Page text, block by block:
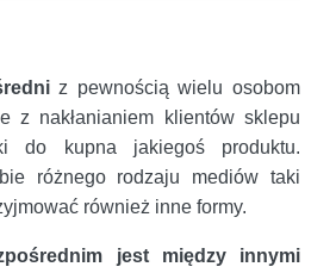
z pewnością wielu osobom
z nakłanianiem klientów sklepu
do kupna jakiegoś produktu.
różnego rodzaju mediów taki
również inne formy.
jest między innymi